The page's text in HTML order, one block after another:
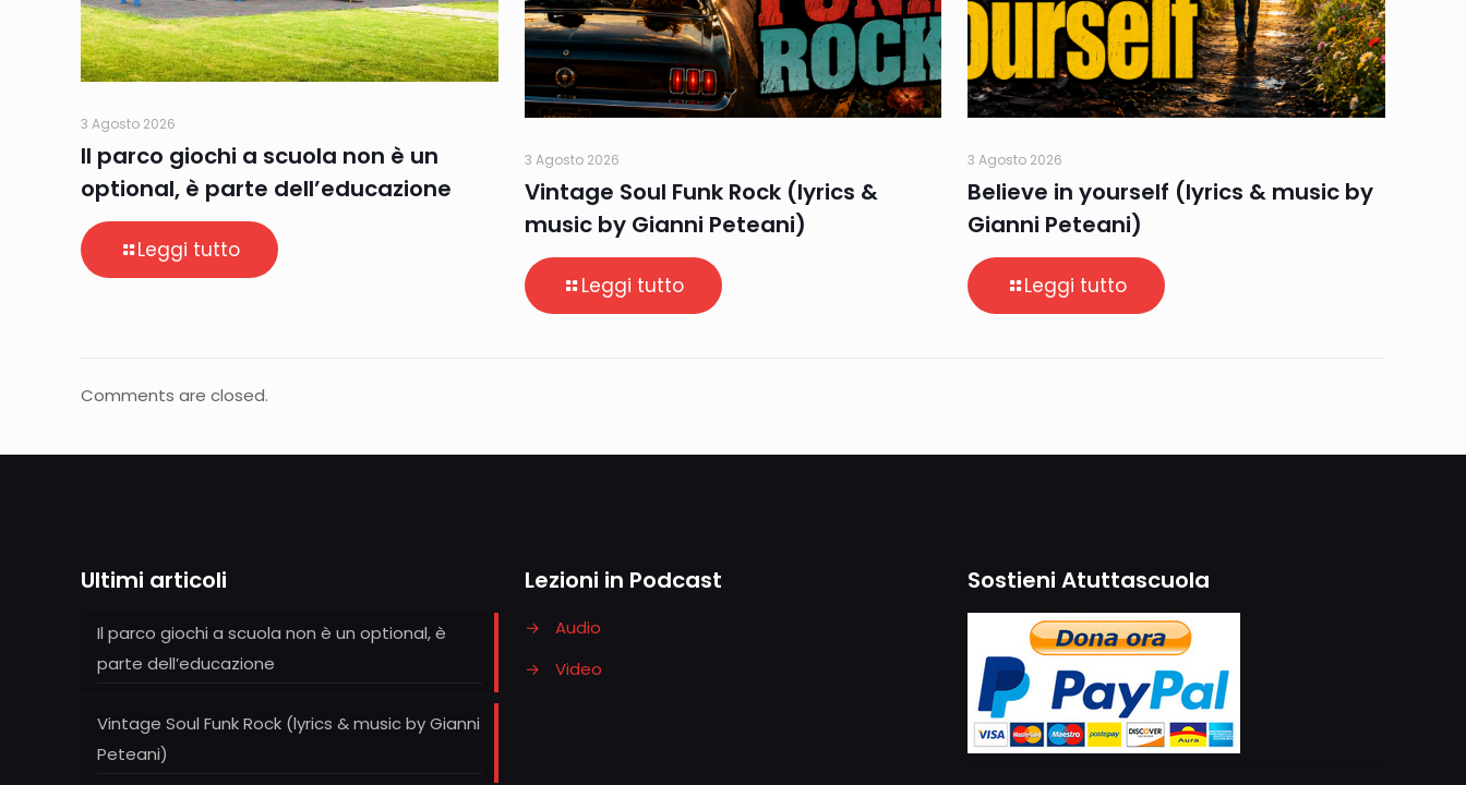
3 Agosto 2026
Il parco giochi a scuola non è un
optional, è parte dell’educazione
Leggi tutto
3 Agosto 2026
Vintage Soul Funk Rock (lyrics &
music by Gianni Peteani)
Leggi tutto
3 Agosto 2026
Believe in yourself (lyrics & music by
Gianni Peteani)
Leggi tutto
Comments are closed.
Ultimi articoli
Il parco giochi a scuola non è un optional, è
parte dell’educazione
Vintage Soul Funk Rock (lyrics & music by Gianni
Peteani)
Lezioni in Podcast
→
Audio
→
Video
Sostieni Atuttascuola